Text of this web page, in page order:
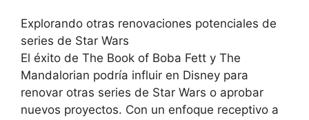
Explorando otras renovaciones potenciales de
series de Star Wars
El éxito de The Book of Boba Fett y The
Mandalorian podría influir en Disney para
renovar otras series de Star Wars o aprobar
nuevos proyectos. Con un enfoque receptivo a